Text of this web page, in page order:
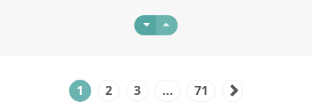
1 2 3 … 71